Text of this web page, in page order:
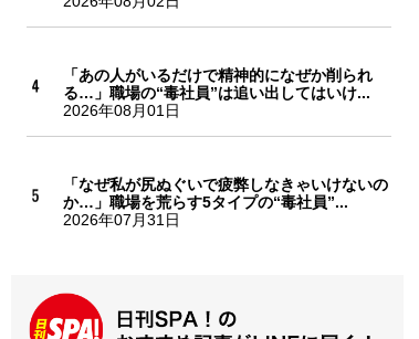
「あの人がいるだけで精神的になぜか削られ
る…」職場の“毒社員”は追い出してはいけ...
2026年08月01日
「なぜ私が尻ぬぐいで疲弊しなきゃいけないの
か…」職場を荒らす5タイプの“毒社員”...
2026年07月31日